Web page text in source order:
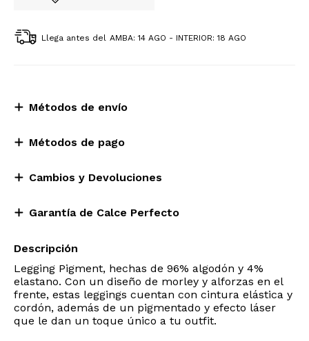
Llega antes del AMBA: 14 AGO - INTERIOR: 18 AGO
Métodos de envío
Métodos de pago
Cambios y Devoluciones
Garantía de Calce Perfecto
Descripción
Legging Pigment, hechas de 96% algodón y 4%
elastano. Con un diseño de morley y alforzas en el
frente, estas leggings cuentan con cintura elástica y
cordón, además de un pigmentado y efecto láser
que le dan un toque único a tu outfit.